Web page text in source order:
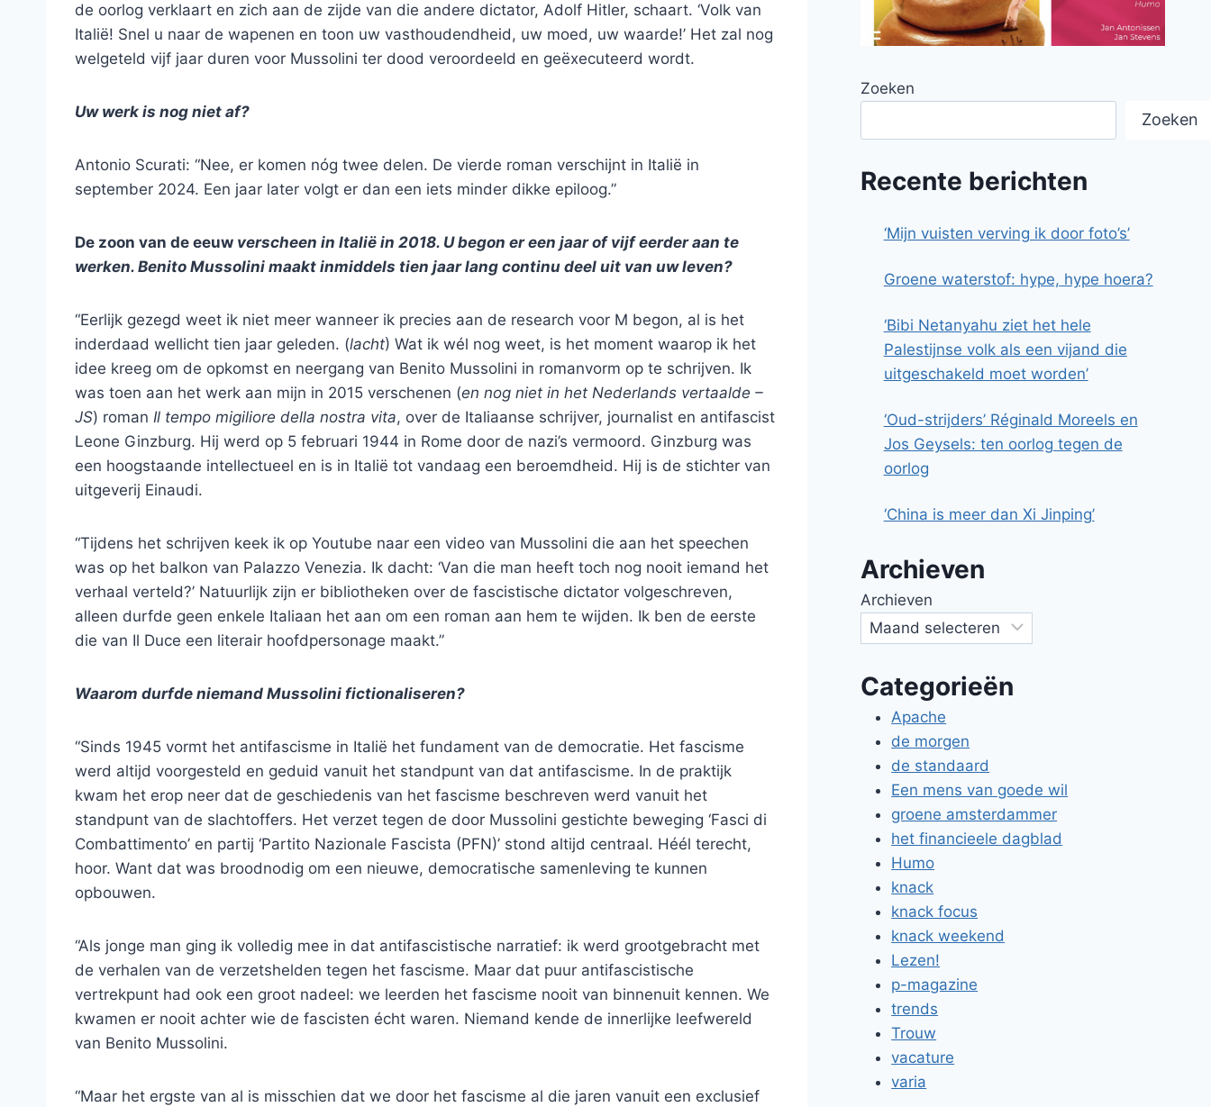
de oorlog verklaart en zich aan de zijde van die andere dictator, Adolf Hitler, schaart. ‘Volk van
Italië! Snel u naar de wapenen en toon uw vasthoudendheid, uw moed, uw waarde!’ Het zal nog
welgeteld vijf jaar duren voor Mussolini ter dood veroordeeld en geëxecuteerd wordt.
Uw werk is nog niet af?
Antonio Scurati: “Nee, er komen nóg twee delen. De vierde roman verschijnt in Italië in
september 2024. Een jaar later volgt er dan een iets minder dikke epiloog.”
De zoon van de eeuw verscheen in Italië in 2018. U begon er een jaar of vijf eerder aan te
werken. Benito Mussolini maakt inmiddels tien jaar lang continu deel uit van uw leven?
“Eerlijk gezegd weet ik niet meer wanneer ik precies aan de research voor M begon, al is het
inderdaad wellicht tien jaar geleden. (lacht) Wat ik wél nog weet, is het moment waarop ik het
idee kreeg om de opkomst en neergang van Benito Mussolini in romanvorm op te schrijven. Ik
was toen aan het werk aan mijn in 2015 verschenen (en nog niet in het Nederlands vertaalde –
JS) roman Il tempo migiliore della nostra vita, over de Italiaanse schrijver, journalist en antifascist
Leone Ginzburg. Hij werd op 5 februari 1944 in Rome door de nazi’s vermoord. Ginzburg was
een hoogstaande intellectueel en is in Italië tot vandaag een beroemdheid. Hij is de stichter van
uitgeverij Einaudi.
“Tijdens het schrijven keek ik op Youtube naar een video van Mussolini die aan het speechen
was op het balkon van Palazzo Venezia. Ik dacht: ‘Van die man heeft toch nog nooit iemand het
verhaal verteld?’ Natuurlijk zijn er bibliotheken over de fascistische dictator volgeschreven,
alleen durfde geen enkele Italiaan het aan om een roman aan hem te wijden. Ik ben de eerste
die van Il Duce een literair hoofdpersonage maakt.”
Waarom durfde niemand Mussolini fictionaliseren?
“Sinds 1945 vormt het antifascisme in Italië het fundament van de democratie. Het fascisme
werd altijd voorgesteld en geduid vanuit het standpunt van dat antifascisme. In de praktijk
kwam het erop neer dat de geschiedenis van het fascisme beschreven werd vanuit het
standpunt van de slachtoffers. Het verzet tegen de door Mussolini gestichte beweging ‘Fasci di
Combattimento’ en partij ‘Partito Nazionale Fascista (PFN)’ stond altijd centraal. Héél terecht,
hoor. Want dat was broodnodig om een nieuwe, democratische samenleving te kunnen
opbouwen.
“Als jonge man ging ik volledig mee in dat antifascistische narratief: ik werd grootgebracht met
de verhalen van de verzetshelden tegen het fascisme. Maar dat puur antifascistische
vertrekpunt had ook een groot nadeel: we leerden het fascisme nooit van binnenuit kennen. We
kwamen er nooit achter wie de fascisten écht waren. Niemand kende de innerlijke leefwereld
van Benito Mussolini.
“Maar het ergste van al is misschien dat we door het fascisme al die jaren vanuit een exclusief
Zoeken
Zoeken
Recente berichten
‘Mijn vuisten verving ik door foto’s’
Groene waterstof: hype, hype hoera?
‘Bibi Netanyahu ziet het hele
Palestijnse volk als een vijand die
uitgeschakeld moet worden’
‘Oud-strijders’ Réginald Moreels en
Jos Geysels: ten oorlog tegen de
oorlog
‘China is meer dan Xi Jinping’
Archieven
Archieven
Categorieën
Apache
de morgen
de standaard
Een mens van goede wil
groene amsterdammer
het financieele dagblad
Humo
knack
knack focus
knack weekend
Lezen!
p-magazine
trends
Trouw
vacature
varia